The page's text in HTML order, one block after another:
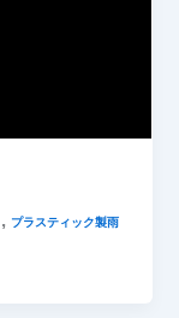
, プラスティック製雨